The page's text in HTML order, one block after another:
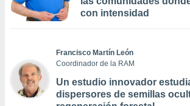
con intensidad
Francisco Martín León
Coordinador de la RAM
Un estudio innovador
dispersores de semillas